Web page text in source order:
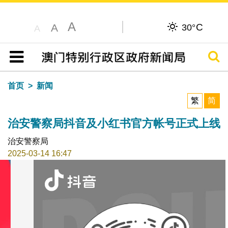
A A A 30°C
目录
搜寻
首页
新闻
繁
简
治安警察局抖音及小红书官方帐号正式上线
治安警察局
2025-03-14 16:47